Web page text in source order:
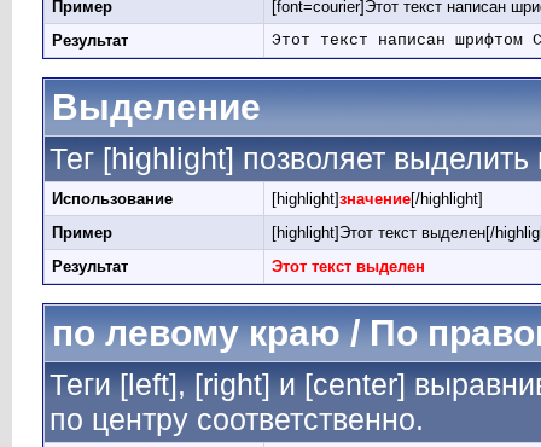
Пример
[font=courier]Этот текст написан
Результат
Этот текст написан шрифтом
Выделение
Тег [highlight] позволяет выделить
Использование [highlight]значение[/highlight]
Пример
[highlight]Этот текст выделен[/
Результат
Этот текст выделен
по левому краю / По
Теги [left], [right] и [center]
по центру соответственно.